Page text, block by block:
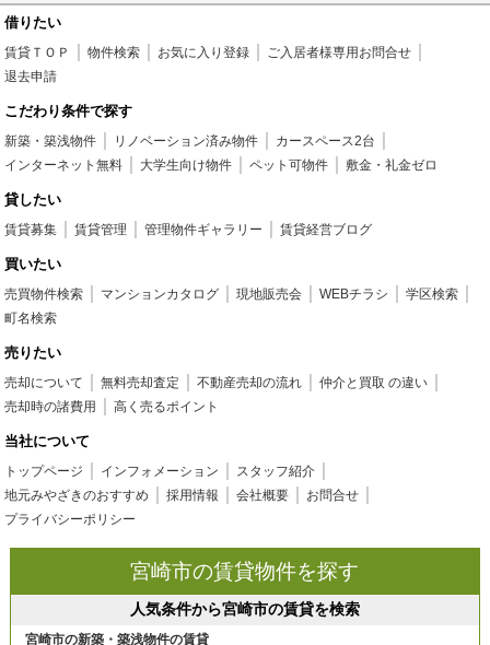
借りたい
賃貸ＴＯＰ 物件検索 お気に入り登録
ご入居者様専用お問合せ
退去申請
こだわり条件で探す
新築・築浅物件 リノベーション済み物件
カースペース2台
インターネット無料
大学生向け物件 ペット可物件 敷金・礼金ゼロ
貸したい
賃貸募集 賃貸管理 管理物件ギャラリー 賃貸経営ブログ
買いたい
売買物件検索 マンションカタログ 現地販売会 WEBチラシ
学区検索
町名検索
売りたい
売却について 無料売却査定 不動産売却の流れ
仲介と買取 の違い
売却時の諸費用
高く売るポイント
当社について
トップページ インフォメーション
スタッフ紹介
地元みやざきのおすすめ
採用情報 会社概要
お問合せ
プライバシーポリシー
宮崎市の賃貸物件を探す
人気条件から宮崎市の賃貸を検索
宮崎市の新築・築浅物件の賃貸